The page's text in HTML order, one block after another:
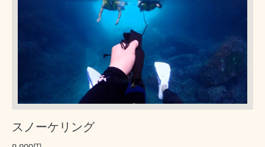
スノーケリング